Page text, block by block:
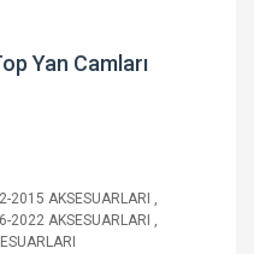
Yan Camları
2015 AKSESUARLARI ,
2022 AKSESUARLARI ,